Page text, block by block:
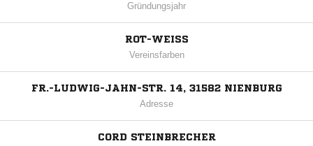
Gründungsjahr
ROT-WEISS
Vereinsfarben
FR.-LUDWIG-JAHN-STR. 14, 31582 NIENBURG
Adresse
CORD STEINBRECHER